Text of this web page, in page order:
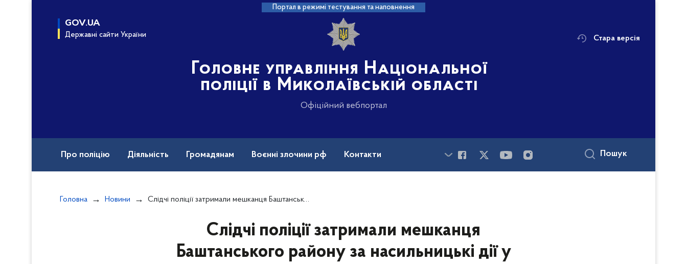
Портал в режимі тестування та наповнення
GOV.UA
Державні сайти України
Головне управління Національної
поліції в Миколаївській області
Офіційний вебпортал
Стара версія
Про поліцію Діяльність Громадянам Воєнні злочини рф Контакти Пошук
Головна Новини Слідчі поліції затримали мешканця Баштанського району за насильницькі дії у відношенні односельчанки
Слідчі поліції затримали мешканця
Баштанського району за насильницькі дії у